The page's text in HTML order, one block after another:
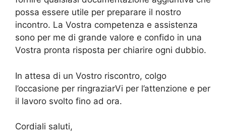
possa essere utile per preparare il nostro
incontro. La Vostra competenza e assistenza
sono per me di grande valore e confido in una
Vostra pronta risposta per chiarire ogni dubbio.
In attesa di un Vostro riscontro, colgo
l’occasione per ringraziarVi per l’attenzione e per
il lavoro svolto fino ad ora.
Cordiali saluti,